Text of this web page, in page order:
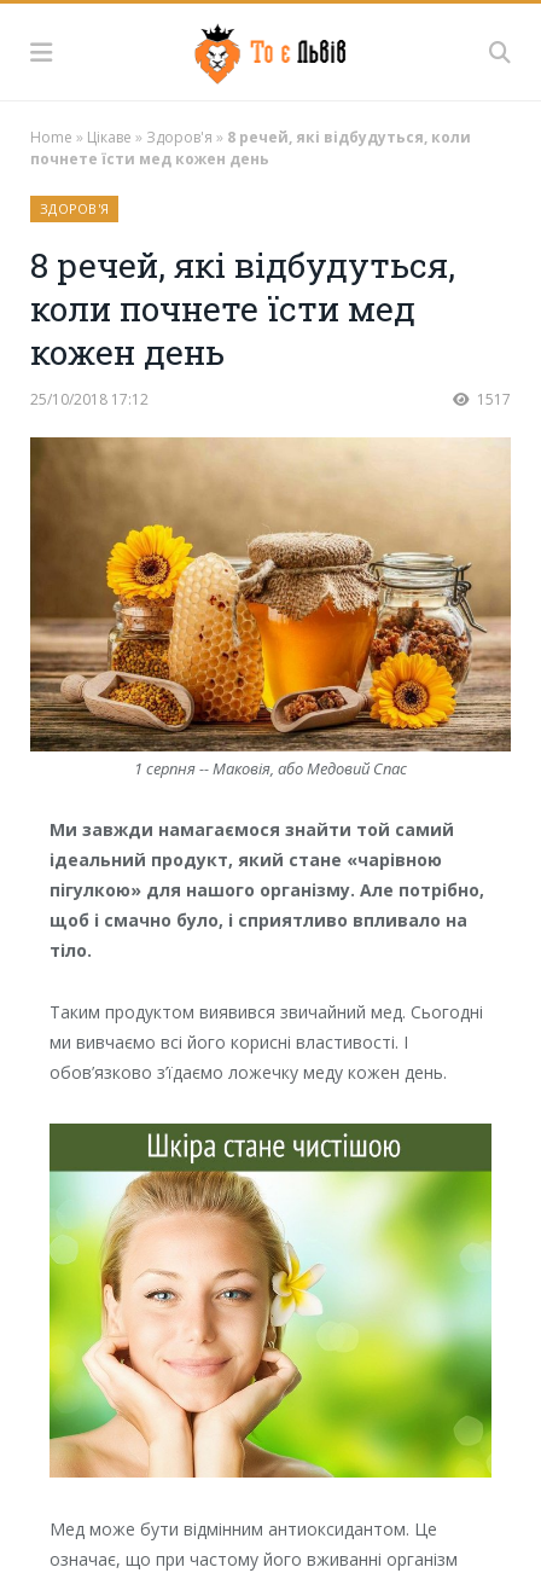
Home » Цікаве » Здоров'я » 8 речей, які відбудуться, коли
почнете їсти мед кожен день
ЗДОРОВ'Я
8 речей, які відбудуться,
коли почнете їсти мед
кожен день
25/10/2018 17:12 1517
1 серпня -- Маковія, або Медовий Спас
Ми завжди намагаємося знайти той самий
ідеальний продукт, який стане «чарівною
пігулкою» для нашого організму. Але потрібно,
щоб і смачно було, і сприятливо впливало на
тіло.
Таким продуктом виявився звичайний мед. Сьогодні
ми вивчаємо всі його корисні властивості. І
обов’язково з’їдаємо ложечку меду кожен день.
Мед може бути відмінним антиоксидантом. Це
означає, що при частому його вживанні організм